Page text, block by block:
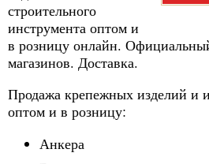
строительного
инструмента оптом и
в розницу онлайн.
магазинов. Доставка.
Продажа крепежных изделий и
оптом и в розницу:
Анкера